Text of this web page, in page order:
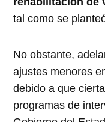
tal como se
No obstante,
ajustes menores
debido a que
programas de